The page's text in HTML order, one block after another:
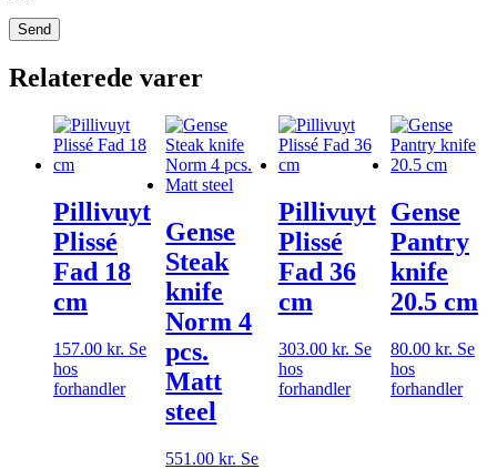
Relaterede varer
Pillivuyt
Plissé
Fad 18
cm
157.00 kr. Se
hos
forhandler
Gense
Steak
knife
Norm 4
pcs.
Matt
steel
551.00kr. Se
Pillivuyt
Plissé
Fad 36
cm
303.00 kr. Se
hos
forhandler
Gense
Pantry
knife
20.5 cm
80.00 kr. Se
hos
forhandler